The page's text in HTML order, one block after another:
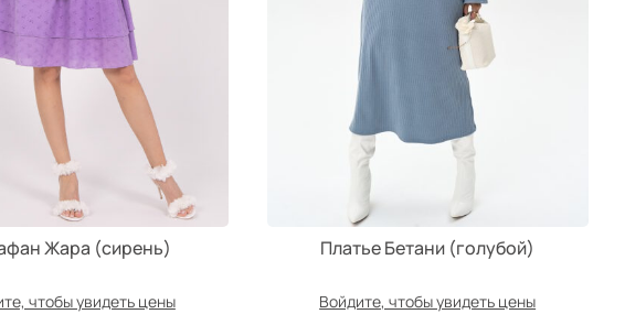
Жара (сирень)
чтобы увидеть цены
Платье Бетани (голубой)
Войдите, чтобы увидеть цены